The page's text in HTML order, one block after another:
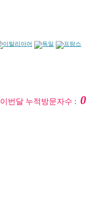
이번달 누적방문자수 :0